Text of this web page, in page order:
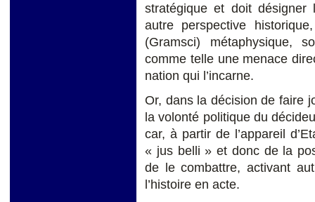
stratégique et doit désigner
autre perspective
(Gramsci) métaphysique,
comme telle une menace
nation qui l’incarne.
Or, dans la décision de faire
la volonté politique du
car, à partir de l’appareil
« jus belli » et donc de la
de le combattre, activant
l’histoire en acte.